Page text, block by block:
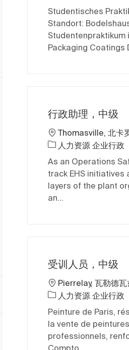
Studentisches
Standort:
Packaging Coatings
行政助理，中级
位置Thomasville, 北卡
类别人力资源 企业行政
As an Operations
track EHS initiatives
layers of the plant
an...
受训人员，中级
位置Pierrelay, 瓦勒德瓦
类别人力资源 企业行政
Peinture de Paris,
la vente de
professionnels,
Compto...